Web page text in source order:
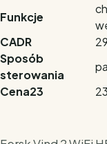
Funkcje
CADR
Sposób
sterowania
Cena23